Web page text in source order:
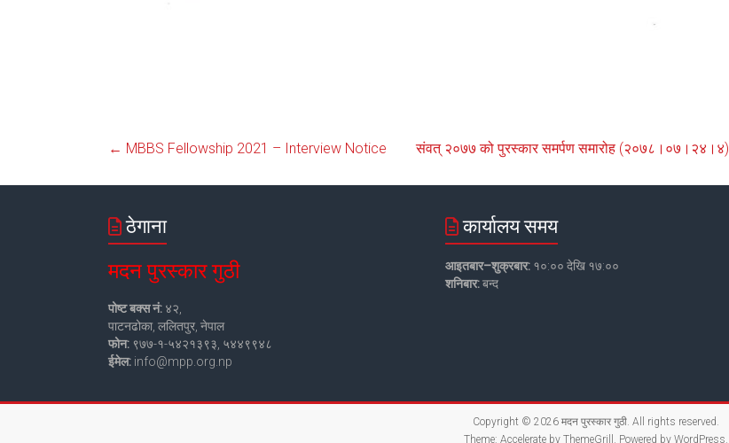
← MBBS Fellowship 2021 – Interview Notice संवत् २०७७ को पुरस्कार समर्पण समारोह (२०७८।०७।२४।४)
ठेगाना
मदन पुरस्कार गुठी
पोष्ट बक्स नं: ४२,
पाटनढोका, ललितपुर, नेपाल
फोन: ९७७-१-५४२१३९३, ५४४९९४८
ईमेल: info@mpp.org.np
कार्यालय समय
आइतबार–शुक्रबार:१०:०० देखि १७:००
शनिबार:बन्द
Copyright © 2026 मदन पुरस्कार गुठी. All rights reserved.
Theme: Accelerate by ThemeGrill. Powered by WordPress.